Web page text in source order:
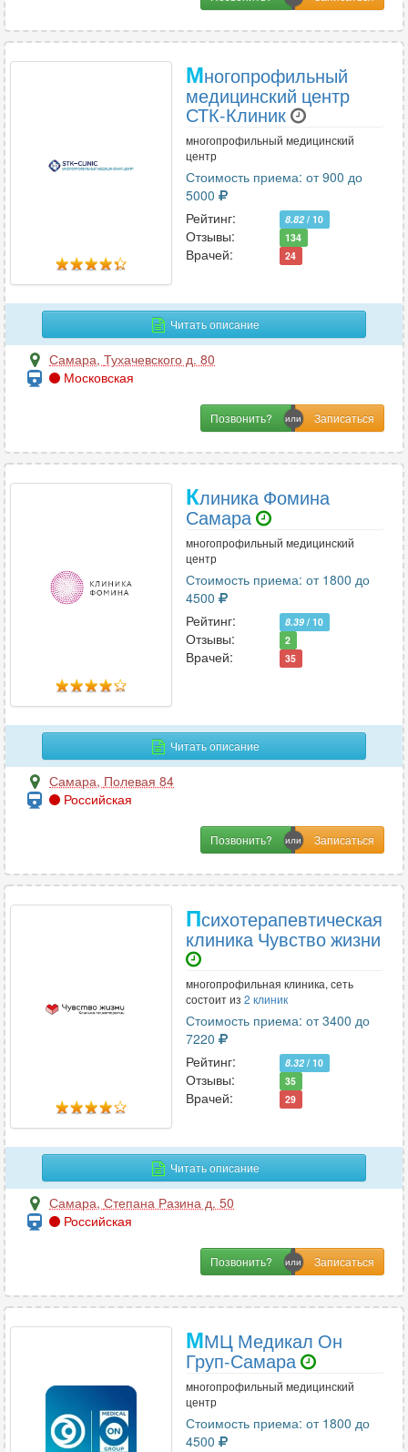
Многопрофильный
медицинский центр
СТК-Клиник
многопрофильный медицинский
центр
Стоимость приема: от 900 до
5000
Рейтинг:
8.82 / 10
Отзывы: 134
Врачей: 24
Читать описание
Самара, Тухачевского д. 80
Московская
Позвонить?
Клиника Фомина
Самара
многопрофильный медицинский
центр
Стоимость приема: от 1800 до
4500
Рейтинг:
8.39 / 10
Отзывы: 2
Врачей: 35
Читать описание
Самара, Полевая 84
Российская
Позвонить?
Психотерапевтическая
клиника Чувство жизни
многопрофильная клиника, сеть
состоит из 2 клиник
Стоимость приема: от 3400 до
7220
Рейтинг:
8.32 / 10
Отзывы: 35
Врачей: 29
Читать описание
Самара, Степана Разина д. 50
Российская
Позвонить?
ММЦ Медикал Он
Груп-Самара
многопрофильный медицинский
центр
Стоимость приема: от 1800 до
4500